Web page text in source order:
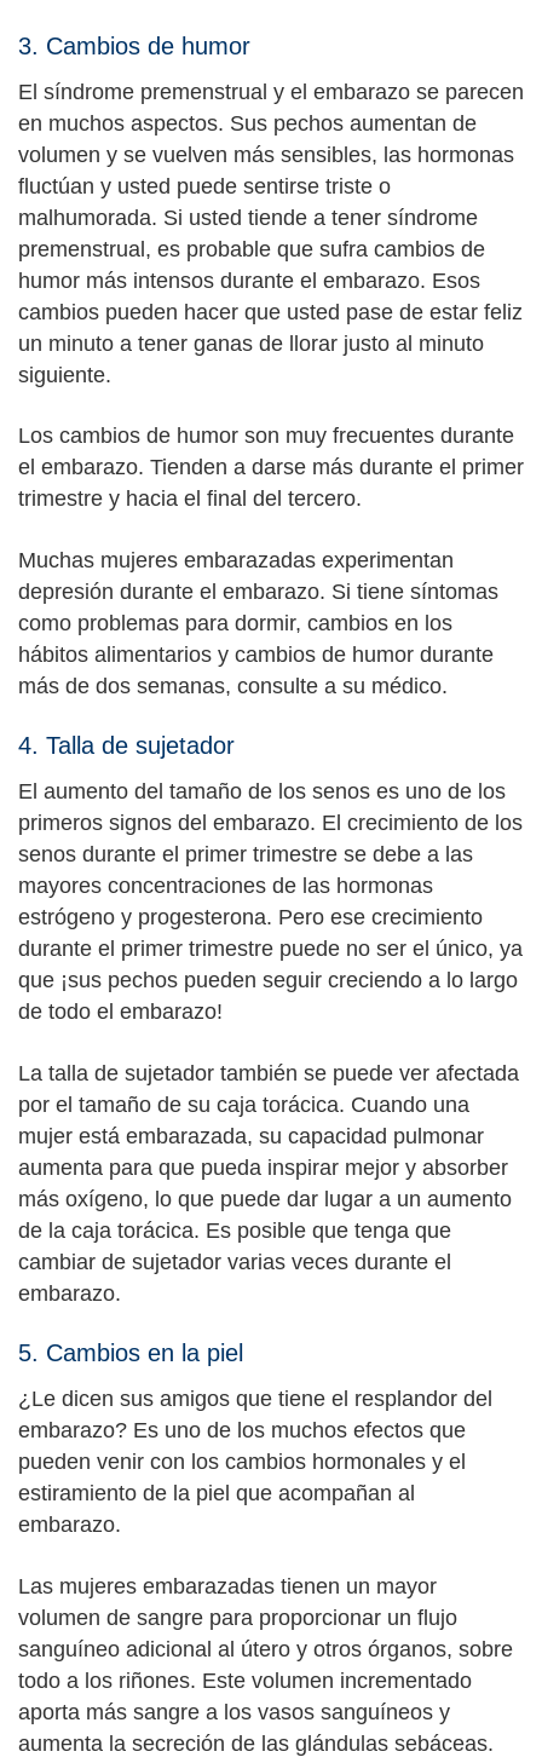
3. Cambios de humor
El síndrome premenstrual y el embarazo se parecen
en muchos aspectos. Sus pechos aumentan de
volumen y se vuelven más sensibles, las hormonas
fluctúan y usted puede sentirse triste o
malhumorada. Si usted tiende a tener síndrome
premenstrual, es probable que sufra cambios de
humor más intensos durante el embarazo. Esos
cambios pueden hacer que usted pase de estar feliz
un minuto a tener ganas de llorar justo al minuto
siguiente.
Los cambios de humor son muy frecuentes durante
el embarazo. Tienden a darse más durante el primer
trimestre y hacia el final del tercero.
Muchas mujeres embarazadas experimentan
depresión durante el embarazo. Si tiene síntomas
como problemas para dormir, cambios en los
hábitos alimentarios y cambios de humor durante
más de dos semanas, consulte a su médico.
4. Talla de sujetador
El aumento del tamaño de los senos es uno de los
primeros signos del embarazo. El crecimiento de los
senos durante el primer trimestre se debe a las
mayores concentraciones de las hormonas
estrógeno y progesterona. Pero ese crecimiento
durante el primer trimestre puede no ser el único, ya
que ¡sus pechos pueden seguir creciendo a lo largo
de todo el embarazo!
La talla de sujetador también se puede ver afectada
por el tamaño de su caja torácica. Cuando una
mujer está embarazada, su capacidad pulmonar
aumenta para que pueda inspirar mejor y absorber
más oxígeno, lo que puede dar lugar a un aumento
de la caja torácica. Es posible que tenga que
cambiar de sujetador varias veces durante el
embarazo.
5. Cambios en la piel
¿Le dicen sus amigos que tiene el resplandor del
embarazo? Es uno de los muchos efectos que
pueden venir con los cambios hormonales y el
estiramiento de la piel que acompañan al
embarazo.
Las mujeres embarazadas tienen un mayor
volumen de sangre para proporcionar un flujo
sanguíneo adicional al útero y otros órganos, sobre
todo a los riñones. Este volumen incrementado
aporta más sangre a los vasos sanguíneos y
aumenta la secreción de las glándulas sebáceas.